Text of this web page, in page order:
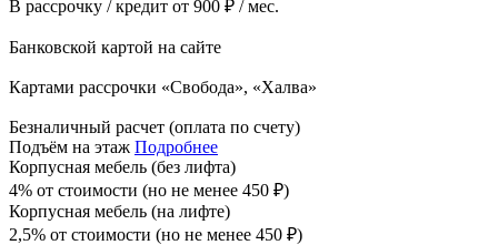
В рассрочку / кредит от 900 ₽ / мес.
Банковской картой на сайте
Картами рассрочки «Свобода», «Халва»
Безналичный расчет (оплата по счету)
Подъём на этаж Подробнее
Корпусная мебель (без лифта)
4% от стоимости (но не менее 450 ₽)
Корпусная мебель (на лифте)
2,5% от стоимости (но не менее 450 ₽)